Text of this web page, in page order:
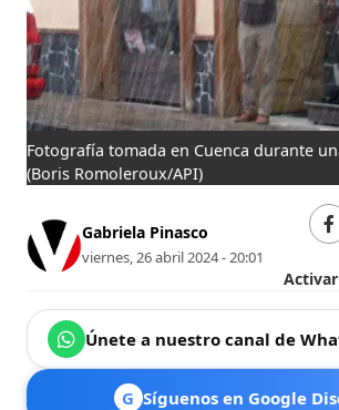
Fotografía tomada en Cuenca durante
(Boris Romoleroux/API)
Gabriela Pinasco
viernes, 26 abril 2024 - 20:01
Únete a nuestro canal de
G Síguenos en Google